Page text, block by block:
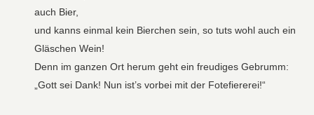
auch Bier,
und kanns einmal kein Bierchen sein, so tuts wohl auch ein
Gläschen Wein!
Denn im ganzen Ort herum geht ein freudiges Gebrumm:
„Gott sei Dank! Nun ist’s vorbei mit der Fotefiererei!“